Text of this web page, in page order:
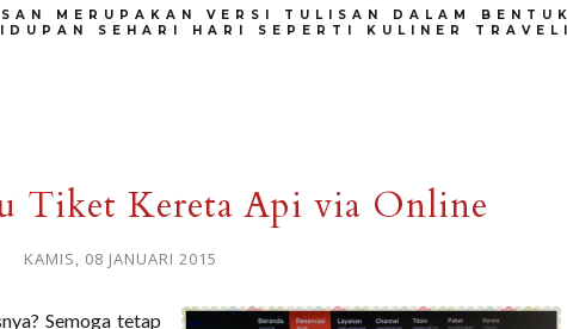
MERUPAKAN VERSI TULISAN DALAM
SEHARI HARI SEPERTI KULINER
Tiket Kereta Api via Online
KAMIS, 08 JANUARI 2015
Semoga tetap